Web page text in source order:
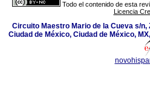
Todo el contenido de esta
Licencia
Circuito Maestro Mario de la Cueva s/
Ciudad de México, Ciudad de México,